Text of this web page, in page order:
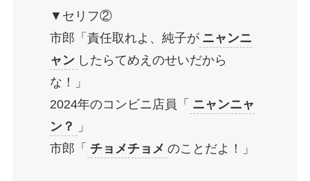
▼セリフ②
市郎「責任取れよ、純子が ニャンニ
ャン したらてめえのせいだから
な！」
2024年のコンビニ店員「 ニャンニャ
ン？
」
市郎「 チョメチョメ のことだよ！」